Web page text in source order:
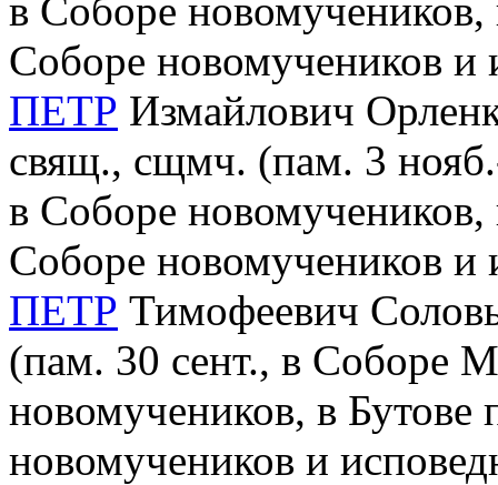
в Соборе
Соборе новомучеников и
ПЕТР Измайлович
свящ., сщмч. (пам. 3
в Соборе
Соборе новомучеников и
ПЕТР Тимофеевич
(пам. 30 сент., в Соборе
новомучеников, в
новомучеников и